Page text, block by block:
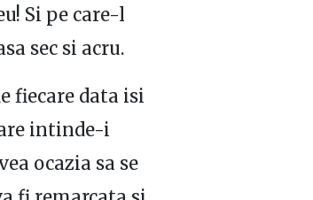
Si pe care-l
sec si acru.
fiecare data isi
intinde-i
ocazia sa se